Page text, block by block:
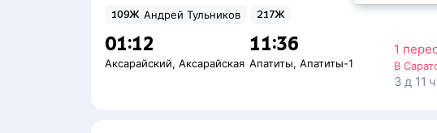
109Ж Андрей Тульников 217Ж
01:12
Аксарайский, Аксарайская
11:36
Апатиты,Апатиты-1
1
В
3 д 11